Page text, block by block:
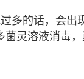
多的话，会出
菌灵溶液消毒